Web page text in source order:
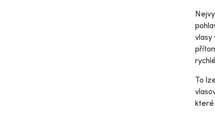
vlasy
To
které